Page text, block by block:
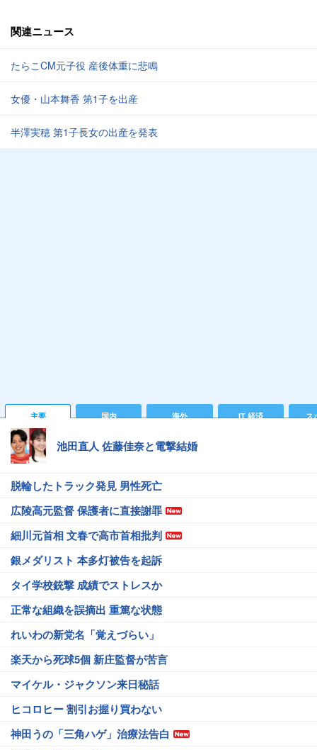
関連ニュース
たらこCM元子役 産後体重に悲鳴
女優・山本舞香 第1子を出産
半澤実穂 第1子長女の出産を発表
主要 国内 海外 IT 経済 ス
池田直人 佐藤佳奈と電撃結婚
脱輪したトラック発見 男性死亡
広陵高元監督 保護者に直接謝罪
細川元首相 文春で高市首相批判
銀メダリスト 本多灯被告を起訴
タイ学校銃撃 成績でストレスか
正常な組織を誤摘出 重篤な状態
れいわの新党名「覚えづらい」
楽天から死球5個 新庄監督が苦言
マイケル・ジャクソン来日秘話
ヒコロヒー 割引お握り買わない
神田うの「三角ハゲ」治療法告白